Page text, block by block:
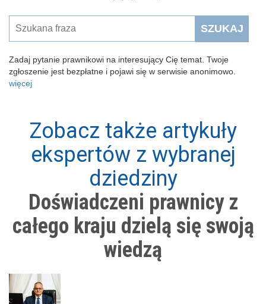
SZUKAJ
Zadaj pytanie prawnikowi na interesujący Cię temat. Twoje
zgłoszenie jest bezpłatne i pojawi się w serwisie anonimowo.
więcej
Zobacz także artykuły
ekspertów z wybranej
dziedziny
Doświadczeni prawnicy z
całego kraju dzielą się swoją
wiedzą